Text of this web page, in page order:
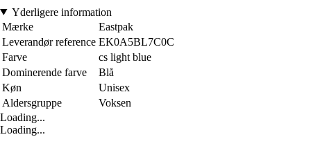
Yderligere information
Mærke
Eastpak
Leverandør reference EK0A5BL7C0C
Farve
cs light blue
Dominerende farve
Blå
Køn
Unisex
Aldersgruppe
Voksen
Loading...
Loading...